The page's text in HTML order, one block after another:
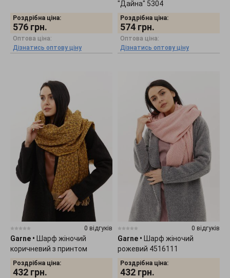
Роздрібна ціна:
576 грн.
Оптова ціна:
Дізнатись оптову ціну
"Дайна" 5304
Роздрібна ціна:
574 грн.
Оптова ціна:
Дізнатись оптову ціну
0 відгуків
Garne •
Шарф жіночий
коричневий з принтом
4516108
Роздрібна ціна:
432 грн.
0 відгуків
Garne •
Шарф жіночий
рожевий 4516111
Роздрібна ціна:
432 грн.